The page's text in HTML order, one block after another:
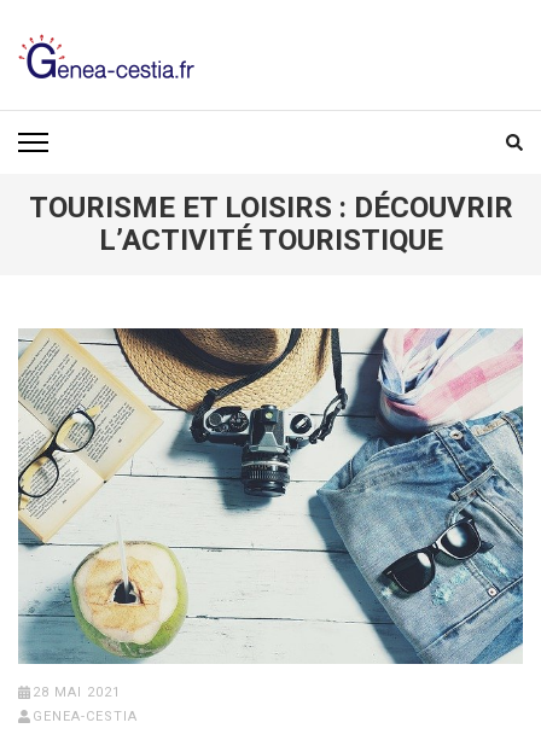
contenu
Entrée)
GENEA-CESTIA.FR
TOURISME ET LOISIRS : DÉCOUVRIR
L’ACTIVITÉ TOURISTIQUE
28 MAI 2021
GENEA-CESTIA